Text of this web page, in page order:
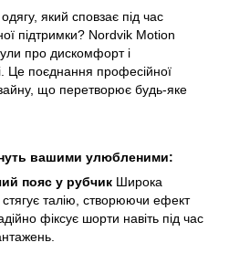
який сповзає під час
підтримки? Nordvik Motion
про дискомфорт і
Це поєднання професійної
що перетворює будь-яке
вашими улюбленими:
пояс у рубчик Широка
стягує талію, створюючи ефект
фіксує шорти навіть під час